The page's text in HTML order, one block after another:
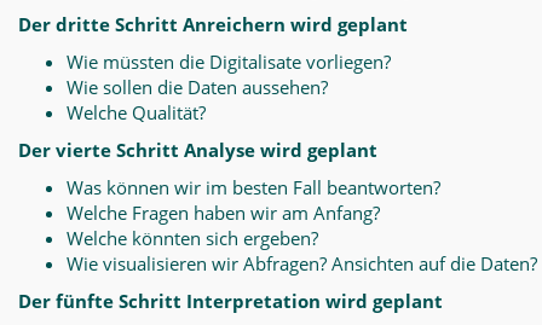
Der dritte Schritt Anreichern wird geplant
Wie müssten die Digitalisate vorliegen?
Wie sollen die Daten aussehen?
Welche Qualität?
Der vierte Schritt Analyse wird geplant
Was können wir im besten Fall beantworten?
Welche Fragen haben wir am Anfang?
Welche könnten sich ergeben?
Wie visualisieren wir Abfragen? Ansichten auf die Daten?
Der fünfte Schritt Interpretation wird geplant